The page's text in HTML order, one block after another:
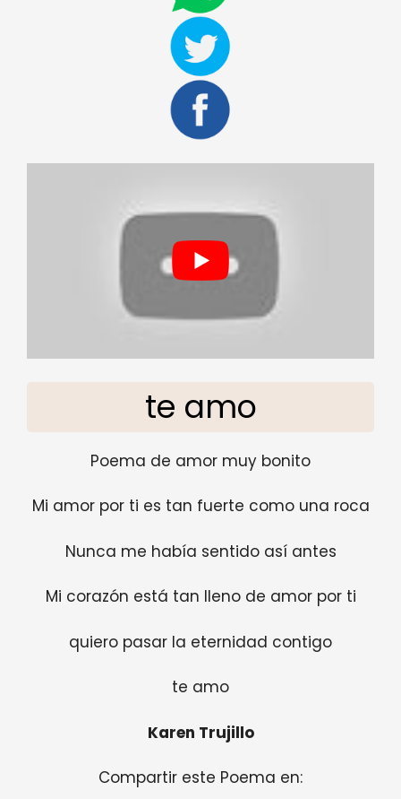
te amo
Poema de amor muy bonito
Mi amor por ti es tan fuerte como una roca
Nunca me había sentido así antes
Mi corazón está tan lleno de amor por ti
quiero pasar la eternidad contigo
te amo
Karen Trujillo
Compartir este Poema en: